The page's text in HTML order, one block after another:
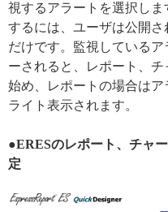
視するアラートを選択し
するには、ユーザは公開
だけです。監視している
ーされると、レポート、
始め、レポートの場合は
ライト表示されます。
●ERESのレポート、チャ
定